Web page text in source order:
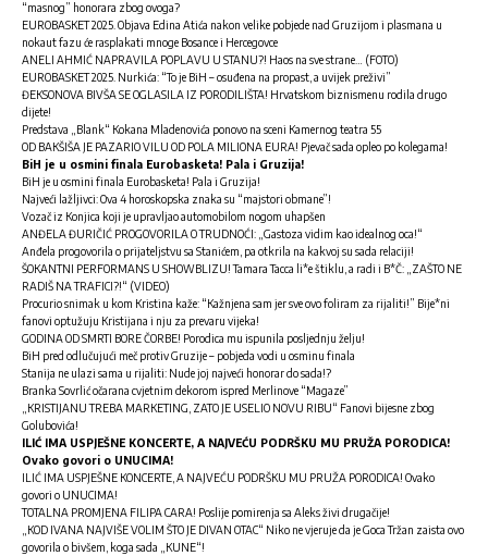
“masnog” honorara zbog ovoga?
EUROBASKET 2025. Objava Edina Atića nakon velike pobjede nad Gruzijom i plasmana u
nokaut fazu će rasplakati mnoge Bosance i Hercegovce
ANELI AHMIĆ NAPRAVILA POPLAVU U STANU?! Haos na sve strane… (FOTO)
EUROBASKET 2025. Nurkića: “To je BiH – osuđena na propast, a uvijek preživi”
ĐEKSONOVA BIVŠA SE OGLASILA IZ PORODILIŠTA! Hrvatskom biznismenu rodila drugo
dijete!
Predstava „Blank“ Kokana Mladenovića ponovo na sceni Kamernog teatra 55
OD BAKŠIŠA JE PAZARIO VILU OD POLA MILIONA EURA! Pjevač sada opleo po kolegama!
BiH je u osmini finala Eurobasketa! Pala i Gruzija!
BiH je u osmini finala Eurobasketa! Pala i Gruzija!
Najveći lažljivci: Ova 4 horoskopska znaka su “majstori obmane”!
Vozač iz Konjica koji je upravljao automobilom nogom uhapšen
ANĐELA ĐURIČIĆ PROGOVORILA O TRUDNOĆI: „Gastoza vidim kao idealnog oca!“
Anđela progovorila o prijateljstvu sa Stanićem, pa otkrila na kakvoj su sada relaciji!
ŠOKANTNI PERFORMANS U SHOWBLIZU! Tamara Tacca li*e štiklu, a radi i B*Č: „ZAŠTO NE
RADIŠ NA TRAFICI?!“ (VIDEO)
Procurio snimak u kom Kristina kaže: “Kažnjena sam jer sve ovo foliram za rijaliti!” Bije*ni
fanovi optužuju Kristijana i nju za prevaru vijeka!
GODINA OD SMRTI BORE ČORBE! Porodica mu ispunila posljednju želju!
BiH pred odlučujući meč protiv Gruzije – pobjeda vodi u osminu finala
Stanija ne ulazi sama u rijaliti: Nude joj najveći honorar do sada!?
Branka Sovrlić očarana cvjetnim dekorom ispred Merlinove “Magaze”
„KRISTIJANU TREBA MARKETING, ZATO JE USELIO NOVU RIBU“ Fanovi bijesne zbog
Golubovića!
ILIĆ IMA USPJEŠNE KONCERTE, A NAJVEĆU PODRŠKU MU PRUŽA PORODICA!
Ovako govori o UNUCIMA!
ILIĆ IMA USPJEŠNE KONCERTE, A NAJVEĆU PODRŠKU MU PRUŽA PORODICA! Ovako
govori o UNUCIMA!
TOTALNA PROMJENA FILIPA CARA! Poslije pomirenja sa Aleks živi drugačije!
„KOD IVANA NAJVIŠE VOLIM ŠTO JE DIVAN OTAC“ Niko ne vjeruje da je Goca Tržan zaista ovo
govorila o bivšem, koga sada „KUNE“!